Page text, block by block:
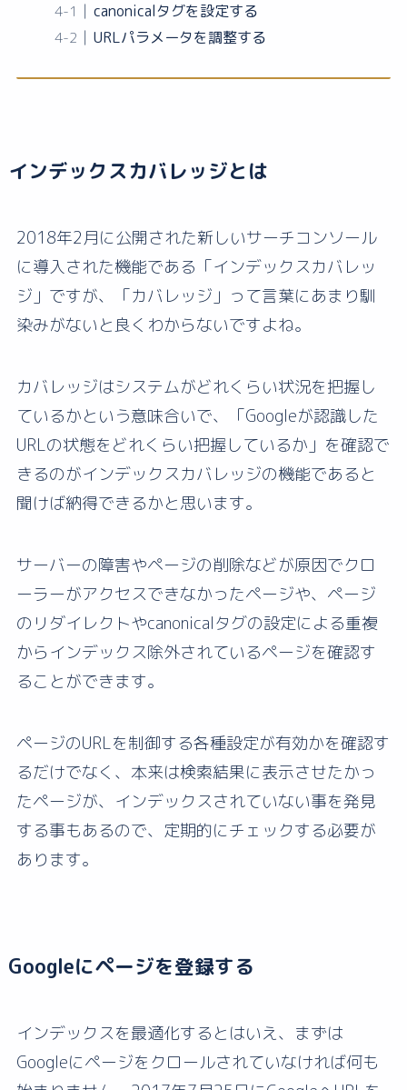
canonicalタグを設定する
URLパラメータを調整する
インデックスカバレッジとは
2018年2月に公開された新しいサーチコンソール
に導入された機能である「インデックスカバレッ
ジ」ですが、「カバレッジ」って言葉にあまり馴
染みがないと良くわからないですよね。
カバレッジはシステムがどれくらい状況を把握し
ているかという意味合いで、「Googleが認識した
URLの状態をどれくらい把握しているか」を確認で
きるのがインデックスカバレッジの機能であると
聞けば納得できるかと思います。
サーバーの障害やページの削除などが原因でクロ
ーラーがアクセスできなかったページや、ページ
のリダイレクトやcanonicalタグの設定による重複
からインデックス除外されているページを確認す
ることができます。
ページのURLを制御する各種設定が有効かを確認す
るだけでなく、本来は検索結果に表示させたかっ
たページが、インデックスされていない事を発見
する事もあるので、定期的にチェックする必要が
あります。
Googleにページを登録する
インデックスを最適化するとはいえ、まずは
Googleにページをクロールされていなければ何も